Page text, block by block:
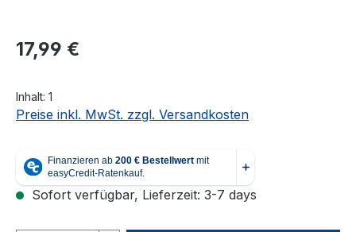
Regulärer Preis:
17,99 €
Inhalt: 1
Preise inkl. MwSt. zzgl. Versandkosten
Sofort verfügbar, Lieferzeit: 3-7 days